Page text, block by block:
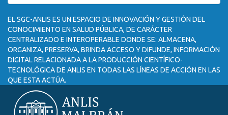
EL SGC-ANLIS ES UN ESPACIO DE INNOVACIÓN Y GESTIÓN DEL
CONOCIMIENTO EN SALUD PÚBLICA, DE CARÁCTER
CENTRALIZADO E INTEROPERABLE DONDE SE: ALMACENA,
ORGANIZA, PRESERVA, BRINDA ACCESO Y DIFUNDE, INFORMACIÓN
DIGITAL RELACIONADA A LA PRODUCCIÓN CIENTÍFICO-
TECNOLÓGICA DE ANLIS EN TODAS LAS LÍNEAS DE ACCIÓN EN LAS
QUE ESTA ACTÚA.